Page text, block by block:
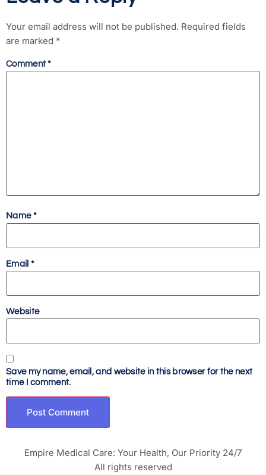
Your email address will not be published. Required fields
are marked *
Comment*
Name *
Email *
Website
Save my name, email, and website in this browser for the next
time I comment.
Empire Medical Care: Your Health, Our Priority 24/7
All rights reserved